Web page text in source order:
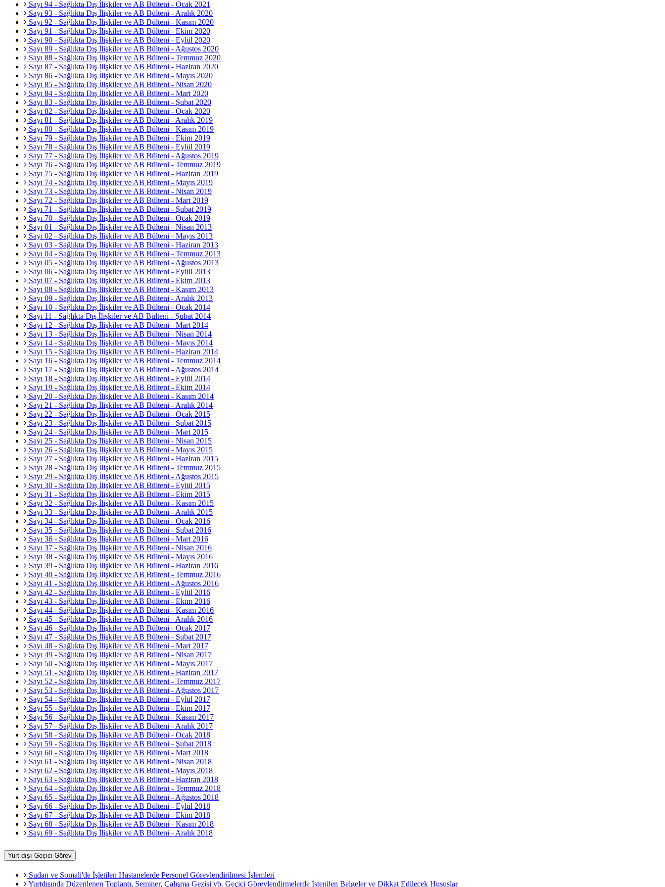
Sayı 94 - Sağlıkta Dış İlişkiler ve AB Bülteni - Ocak 2021
Sayı 93 - Sağlıkta Dış İlişkiler ve AB Bülteni - Aralık 2020
Sayı 92 - Sağlıkta Dış İlişkiler ve AB Bülteni - Kasım 2020
Sayı 91 - Sağlıkta Dış İlişkiler ve AB Bülteni - Ekim 2020
Sayı 90 - Sağlıkta Dış İlişkiler ve AB Bülteni - Eylül 2020
Sayı 89 - Sağlıkta Dış İlişkiler ve AB Bülteni - Ağustos 2020
Sayı 88 - Sağlıkta Dış İlişkiler ve AB Bülteni - Temmuz 2020
Sayı 87 - Sağlıkta Dış İlişkiler ve AB Bülteni - Haziran 2020
Sayı 86 - Sağlıkta Dış İlişkiler ve AB Bülteni - Mayıs 2020
Sayı 85 - Sağlıkta Dış İlişkiler ve AB Bülteni - Nisan 2020
Sayı 84 - Sağlıkta Dış İlişkiler ve AB Bülteni - Mart 2020
Sayı 83 - Sağlıkta Dış İlişkiler ve AB Bülteni - Şubat 2020
Sayı 82 - Sağlıkta Dış İlişkiler ve AB Bülteni - Ocak 2020
Sayı 81 - Sağlıkta Dış İlişkiler ve AB Bülteni - Aralık 2019
Sayı 80 - Sağlıkta Dış İlişkiler ve AB Bülteni - Kasım 2019
Sayı 79 - Sağlıkta Dış İlişkiler ve AB Bülteni - Ekim 2019
Sayı 78 - Sağlıkta Dış İlişkiler ve AB Bülteni - Eylül 2019
Sayı 77 - Sağlıkta Dış İlişkiler ve AB Bülteni - Ağustos 2019
Sayı 76 - Sağlıkta Dış İlişkiler ve AB Bülteni - Temmuz 2019
Sayı 75 - Sağlıkta Dış İlişkiler ve AB Bülteni - Haziran 2019
Sayı 74 - Sağlıkta Dış İlişkiler ve AB Bülteni - Mayıs 2019
Sayı 73 - Sağlıkta Dış İlişkiler ve AB Bülteni - Nisan 2019
Sayı 72 - Sağlıkta Dış İlişkiler ve AB Bülteni - Mart 2019
Sayı 71 - Sağlıkta Dış İlişkiler ve AB Bülteni - Şubat 2019
Sayı 70 - Sağlıkta Dış İlişkiler ve AB Bülteni - Ocak 2019
Sayı 01 - Sağlıkta Dış İlişkiler ve AB Bülteni - Nisan 2013
Sayı 02 - Sağlıkta Dış İlişkiler ve AB Bülteni - Mayıs 2013
Sayı 03 - Sağlıkta Dış İlişkiler ve AB Bülteni - Haziran 2013
Sayı 04 - Sağlıkta Dış İlişkiler ve AB Bülteni - Temmuz 2013
Sayı 05 - Sağlıkta Dış İlişkiler ve AB Bülteni - Ağustos 2013
Sayı 06 - Sağlıkta Dış İlişkiler ve AB Bülteni - Eylül 2013
Sayı 07 - Sağlıkta Dış İlişkiler ve AB Bülteni - Ekim 2013
Sayı 08 - Sağlıkta Dış İlişkiler ve AB Bülteni - Kasım 2013
Sayı 09 - Sağlıkta Dış İlişkiler ve AB Bülteni - Aralık 2013
Sayı 10 - Sağlıkta Dış İlişkiler ve AB Bülteni - Ocak 2014
Sayı 11 - Sağlıkta Dış İlişkiler ve AB Bülteni - Şubat 2014
Sayı 12 - Sağlıkta Dış İlişkiler ve AB Bülteni - Mart 2014
Sayı 13 - Sağlıkta Dış İlişkiler ve AB Bülteni - Nisan 2014
Sayı 14 - Sağlıkta Dış İlişkiler ve AB Bülteni - Mayıs 2014
Sayı 15 - Sağlıkta Dış İlişkiler ve AB Bülteni - Haziran 2014
Sayı 16 - Sağlıkta Dış İlişkiler ve AB Bülteni - Temmuz 2014
Sayı 17 - Sağlıkta Dış İlişkiler ve AB Bülteni - Ağustos 2014
Sayı 18 - Sağlıkta Dış İlişkiler ve AB Bülteni - Eylül 2014
Sayı 19 - Sağlıkta Dış İlişkiler ve AB Bülteni - Ekim 2014
Sayı 20 - Sağlıkta Dış İlişkiler ve AB Bülteni - Kasım 2014
Sayı 21 - Sağlıkta Dış İlişkiler ve AB Bülteni - Aralık 2014
Sayı 22 - Sağlıkta Dış İlişkiler ve AB Bülteni - Ocak 2015
Sayı 23 - Sağlıkta Dış İlişkiler ve AB Bülteni - Şubat 2015
Sayı 24 - Sağlıkta Dış İlişkiler ve AB Bülteni - Mart 2015
Sayı 25 - Sağlıkta Dış İlişkiler ve AB Bülteni - Nisan 2015
Sayı 26 - Sağlıkta Dış İlişkiler ve AB Bülteni - Mayıs 2015
Sayı 27 - Sağlıkta Dış İlişkiler ve AB Bülteni - Haziran 2015
Sayı 28 - Sağlıkta Dış İlişkiler ve AB Bülteni - Temmuz 2015
Sayı 29 - Sağlıkta Dış İlişkiler ve AB Bülteni - Ağustos 2015
Sayı 30 - Sağlıkta Dış İlişkiler ve AB Bülteni - Eylül 2015
Sayı 31 - Sağlıkta Dış İlişkiler ve AB Bülteni - Ekim 2015
Sayı 32 - Sağlıkta Dış İlişkiler ve AB Bülteni - Kasım 2015
Sayı 33 - Sağlıkta Dış İlişkiler ve AB Bülteni - Aralık 2015
Sayı 34 - Sağlıkta Dış İlişkiler ve AB Bülteni - Ocak 2016
Sayı 35 - Sağlıkta Dış İlişkiler ve AB Bülteni - Şubat 2016
Sayı 36 - Sağlıkta Dış İlişkiler ve AB Bülteni - Mart 2016
Sayı 37 - Sağlıkta Dış İlişkiler ve AB Bülteni - Nisan 2016
Sayı 38 - Sağlıkta Dış İlişkiler ve AB Bülteni - Mayıs 2016
Sayı 39 - Sağlıkta Dış İlişkiler ve AB Bülteni - Haziran 2016
Sayı 40 - Sağlıkta Dış İlişkiler ve AB Bülteni - Temmuz 2016
Sayı 41 - Sağlıkta Dış İlişkiler ve AB Bülteni - Ağustos 2016
Sayı 42 - Sağlıkta Dış İlişkiler ve AB Bülteni - Eylül 2016
Sayı 43 - Sağlıkta Dış İlişkiler ve AB Bülteni - Ekim 2016
Sayı 44 - Sağlıkta Dış İlişkiler ve AB Bülteni - Kasım 2016
Sayı 45 - Sağlıkta Dış İlişkiler ve AB Bülteni - Aralık 2016
Sayı 46 - Sağlıkta Dış İlişkiler ve AB Bülteni - Ocak 2017
Sayı 47 - Sağlıkta Dış İlişkiler ve AB Bülteni - Şubat 2017
Sayı 48 - Sağlıkta Dış İlişkiler ve AB Bülteni - Mart 2017
Sayı 49 - Sağlıkta Dış İlişkiler ve AB Bülteni - Nisan 2017
Sayı 50 - Sağlıkta Dış İlişkiler ve AB Bülteni - Mayıs 2017
Sayı 51 - Sağlıkta Dış İlişkiler ve AB Bülteni - Haziran 2017
Sayı 52 - Sağlıkta Dış İlişkiler ve AB Bülteni - Temmuz 2017
Sayı 53 - Sağlıkta Dış İlişkiler ve AB Bülteni - Ağustos 2017
Sayı 54 - Sağlıkta Dış İlişkiler ve AB Bülteni - Eylül 2017
Sayı 55 - Sağlıkta Dış İlişkiler ve AB Bülteni - Ekim 2017
Sayı 56 - Sağlıkta Dış İlişkiler ve AB Bülteni - Kasım 2017
Sayı 57 - Sağlıkta Dış İlişkiler ve AB Bülteni - Aralık 2017
Sayı 58 - Sağlıkta Dış İlişkiler ve AB Bülteni - Ocak 2018
Sayı 59 - Sağlıkta Dış İlişkiler ve AB Bülteni - Şubat 2018
Sayı 60 - Sağlıkta Dış İlişkiler ve AB Bülteni - Mart 2018
Sayı 61 - Sağlıkta Dış İlişkiler ve AB Bülteni - Nisan 2018
Sayı 62 - Sağlıkta Dış İlişkiler ve AB Bülteni - Mayıs 2018
Sayı 63 - Sağlıkta Dış İlişkiler ve AB Bülteni - Haziran 2018
Sayı 64 - Sağlıkta Dış İlişkiler ve AB Bülteni - Temmuz 2018
Sayı 65 - Sağlıkta Dış İlişkiler ve AB Bülteni - Ağustos 2018
Sayı 66 - Sağlıkta Dış İlişkiler ve AB Bülteni - Eylül 2018
Sayı 67 - Sağlıkta Dış İlişkiler ve AB Bülteni - Ekim 2018
Sayı 68 - Sağlıkta Dış İlişkiler ve AB Bülteni - Kasım 2018
Sayı 69 - Sağlıkta Dış İlişkiler ve AB Bülteni - Aralık 2018
Yurt dışı Geçici Görev
Sudan ve Somali'de İşletilen Hastanelerde Personel Görevlendirilmesi İşlemleri
Yurtdışında Düzenlenen Toplantı, Seminer, Çalışma Gezisi vb. Geçici Görevlendirmelerde İstenilen Belgeler ve Dikkat Edilecek Hususlar